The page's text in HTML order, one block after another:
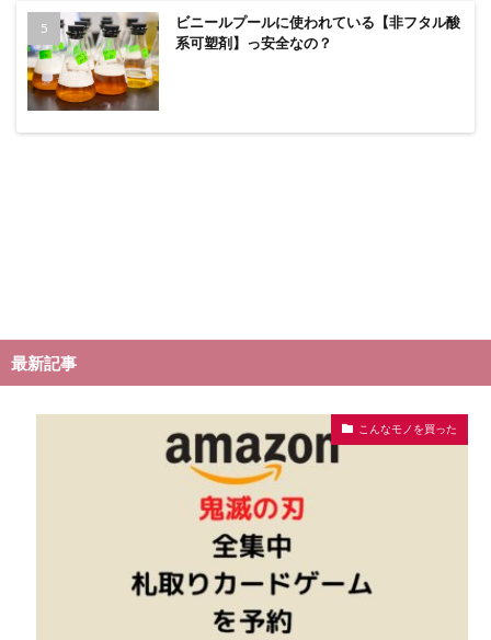
ビニールプールに使われている【非フタル酸
系可塑剤】っ安全なの？
最新記事
こんなモノを買った